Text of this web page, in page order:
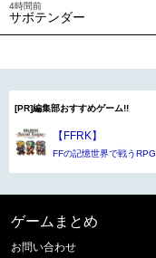
4時間前
サボテンダー
[PR]編集部おすすめゲーム!!
【FFRK】
FFの記憶世界で戦うRPG
ゲームまとめ
お問い合わせ